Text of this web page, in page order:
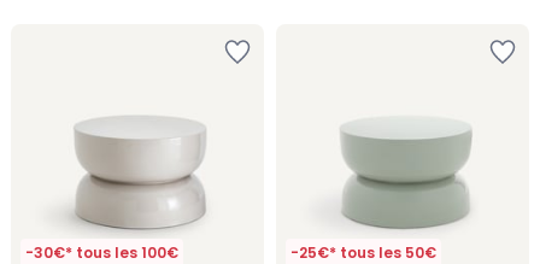
-30€* tous les 100€ -25€* tous les 50€